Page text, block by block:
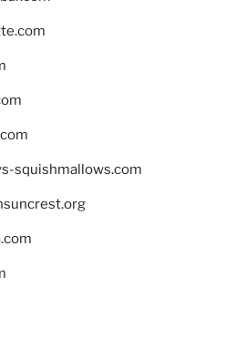
squishmallows.com